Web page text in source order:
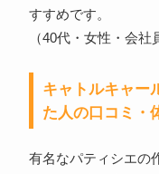
すすめです。
（40代・女性・会社
キャトルキャー
た人の口コミ・
有名なパティシエの